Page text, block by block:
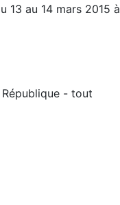
13 au 14 mars 2015 à
- tout